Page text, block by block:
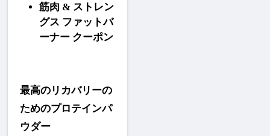
筋肉 & ストレン
グス ファットバ
ーナー クーポン
最高のリカバリーの
ためのプロテインパ
ウダー